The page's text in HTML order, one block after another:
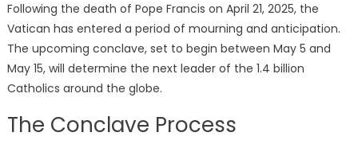
Following the death of Pope Francis on April 21, 2025, the
Vatican has entered a period of mourning and anticipation.
The upcoming conclave, set to begin between May 5 and
May 15, will determine the next leader of the 1.4 billion
Catholics around the globe.
The Conclave Process